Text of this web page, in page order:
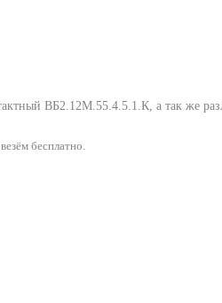
ВБ2.12М.55.4.5.1.К, а так же
бесплатно.